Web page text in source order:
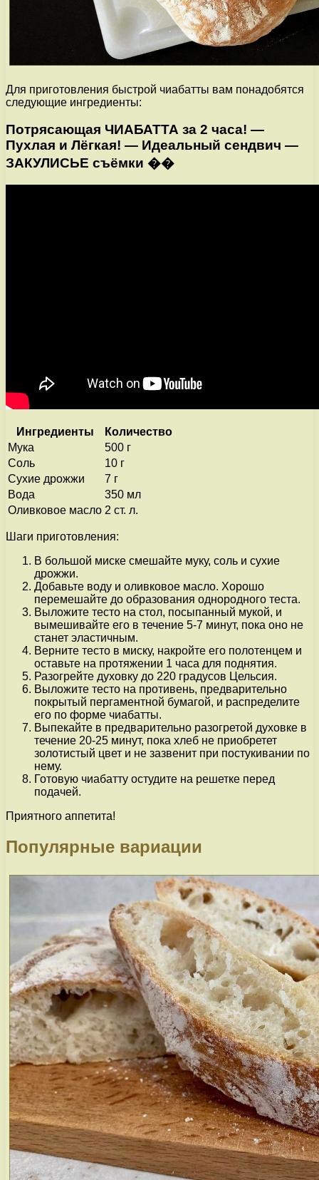
Для приготовления быстрой чиабатты вам понадобятся
следующие ингредиенты:
Потрясающая ЧИАБАТТА за 2 часа! —
Пухлая и Лёгкая! — Идеальный сендвич —
ЗАКУЛИСЬЕ съёмки ��
Ингредиенты
Количество
Мука
500 г
Соль
10 г
Сухие дрожжи
7 г
Вода
350 мл
Оливковое масло 2 ст. л.
Шаги приготовления:
В большой миске смешайте муку, соль и сухие
дрожжи.
Добавьте воду и оливковое масло. Хорошо
перемешайте до образования однородного теста.
Выложите тесто на стол, посыпанный мукой, и
вымешивайте его в течение 5-7 минут, пока оно не
станет эластичным.
Верните тесто в миску, накройте его полотенцем и
оставьте на протяжении 1 часа для поднятия.
Разогрейте духовку до 220 градусов Цельсия.
Выложите тесто на противень, предварительно
покрытый пергаментной бумагой, и распределите
его по форме чиабатты.
Выпекайте в предварительно разогретой духовке в
течение 20-25 минут, пока хлеб не приобретет
золотистый цвет и не зазвенит при постукивании по
нему.
Готовую чиабатту остудите на решетке перед
подачей.
Приятного аппетита!
Популярные вариации